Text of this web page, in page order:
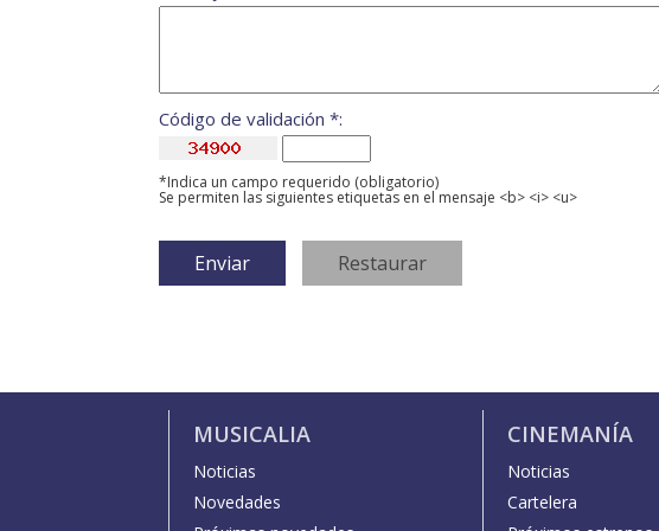
Código de validación *:
*Indica un campo requerido (obligatorio)
Se permiten las siguientes etiquetas en el mensaje <b> <i> <u>
MUSICALIA
Noticias
Novedades
CINEMANÍA
Noticias
Cartelera